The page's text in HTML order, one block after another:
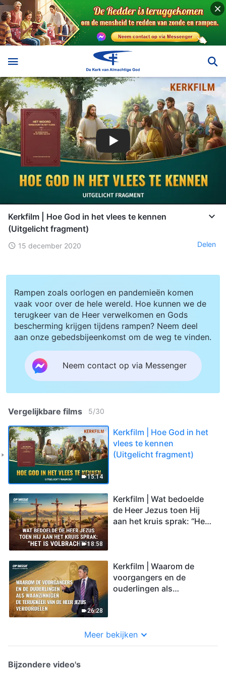
Kerkfilm | Hoe God in het vlees te kennen
(Uitgelicht fragment)
15 december 2020 Delen
Rampen zoals oorlogen en pandemieën komen
vaak voor over de hele wereld. Hoe kunnen we de
terugkeer van de Heer verwelkomen en Gods
bescherming krijgen tijdens rampen? Neem deel
aan onze gebedsbijeenkomst om de weg te vinden.
Neem contact op via Messenger
Vergelijkbare films 5/30
15:14
Kerkfilm | Hoe God in het
vlees te kennen
(Uitgelicht fragment)
18:58
Kerkfilm | Wat bedoelde
de Heer Jezus toen Hij
aan het kruis sprak: “Het
26:28
Kerkfilm | Waarom de
voorgangers en de
ouderlingen als
(Uitgelicht fragment)
Meer bekijken
Bijzondere video's